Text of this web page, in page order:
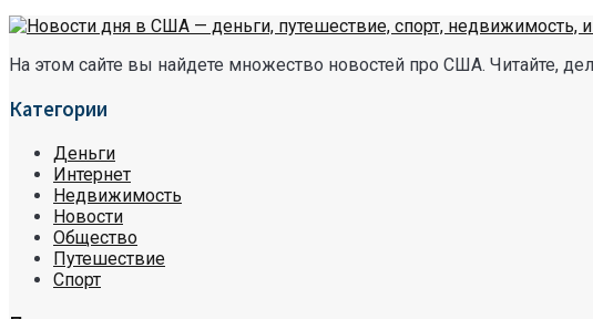
На этом сайте вы найдете множество новостей про США. Читайте,
Категории
Деньги
Интернет
Недвижимость
Новости
Общество
Путешествие
Спорт